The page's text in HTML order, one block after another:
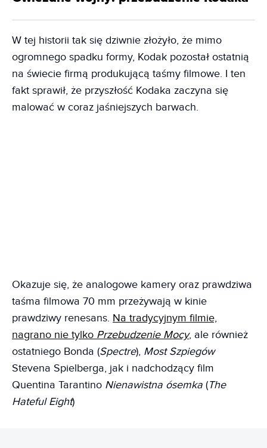
W tej historii tak się dziwnie złożyło, że mimo
ogromnego spadku formy, Kodak pozostał ostatnią
na świecie firmą produkującą taśmy filmowe. I ten
fakt sprawił, że przyszłość Kodaka zaczyna się
malować w coraz jaśniejszych barwach.
Okazuje się, że analogowe kamery oraz prawdziwa
taśma filmowa 70 mm przeżywają w kinie
prawdziwy renesans. Na tradycyjnym filmie,
nagrano nie tylko Przebudzenie Mocy, ale również
ostatniego Bonda (Spectre), Most Szpiegów
Stevena Spielberga, jak i nadchodzący film
Quentina Tarantino Nienawistna ósemka (The
Hateful Eight)